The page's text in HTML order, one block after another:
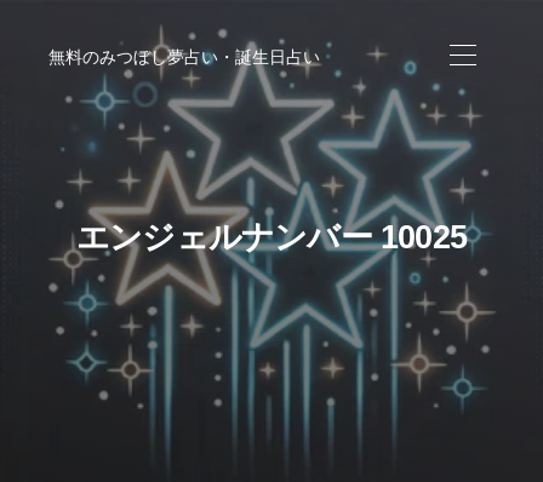
無料のみつぼし夢占い・誕生日占い
エンジェルナンバー 10025